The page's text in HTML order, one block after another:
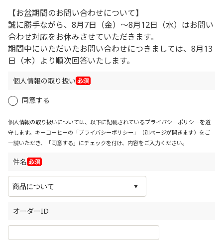
【お盆期間のお問い合わせについて】
誠に勝手ながら、8月7日（金）～8月12日（水）はお問い
合わせ対応をお休みさせていただきます。
期間中にいただいたお問い合わせにつきましては、8月13
日（木）より順次回答いたします。
個人情報の取り扱い
同意する
個人情報の取り扱いについては、以下に記載されているプライバシーポリシーを遵
守します。キーコーヒーの「プライバシーポリシー 」（別ページが開きます）をご
一読いただき、「同意する」にチェックを付け、内容をご入力ください。
件名
オーダーID